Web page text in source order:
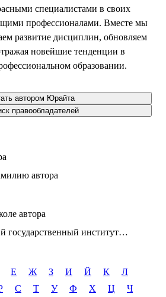
специалистами в своих
профессионалами. Вместе мы
развитие дисциплин, обновляем
новейшие тенденции в
образовании.
автором Юрайта
правообладателей
автора
автора
[ЧГИК] Челябинский государственный институт культуры (г. Челябинск)
Е Ж З И Й К
Л
С Т У Ф Х Ц
Ч